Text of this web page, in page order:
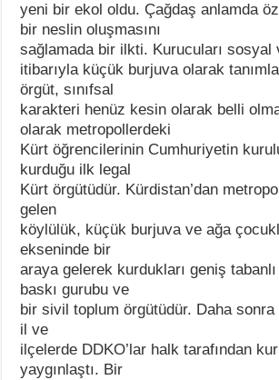
yeni bir ekol oldu. Çağdaş anlamda
bir neslin oluşmasını
sağlamada bir ilkti. Kurucuları sosyal
itibarıyla küçük burjuva olarak
örgüt, sınıfsal
karakteri henüz kesin olarak belli
olarak metropollerdeki
Kürt öğrencilerinin Cumhuriyetin
kurduğu ilk legal
Kürt örgütüdür. Kürdistan’dan
gelen
köylülük, küçük burjuva ve ağa
ekseninde bir
araya gelerek kurdukları geniş
baskı gurubu ve
bir sivil toplum örgütüdür. Daha sonra
il ve
ilçelerde DDKO’lar halk tarafından
yaygınlaştı. Bir